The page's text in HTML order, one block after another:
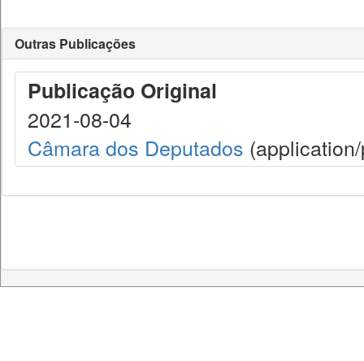
Outras Publicações
Publicação Original
2021-08-04
Câmara dos Deputados